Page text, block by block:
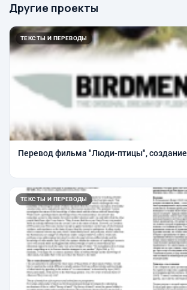
Другие проекты
ТЕКСТЫ И ПЕРЕВОДЫ
Перевод фильма "Люди-птицы", создание
ТЕКСТЫ И ПЕРЕВОДЫ